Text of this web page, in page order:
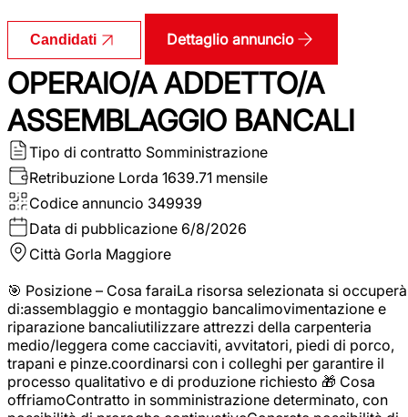
Candidati Dettaglio annuncio
OPERAIO/A ADDETTO/A
ASSEMBLAGGIO BANCALI
Tipo di contratto Somministrazione
Retribuzione Lorda 1639.71 mensile
Codice annuncio 349939
Data di pubblicazione 6/8/2026
Città Gorla Maggiore
🎯 Posizione – Cosa faraiLa risorsa selezionata si occuperà
di:assemblaggio e montaggio bancalimovimentazione e
riparazione bancaliutilizzare attrezzi della carpenteria
medio/leggera come cacciaviti, avvitatori, piedi di porco,
trapani e pinze.coordinarsi con i colleghi per garantire il
processo qualitativo e di produzione richiesto 🎁 Cosa
offriamoContratto in somministrazione determinato, con